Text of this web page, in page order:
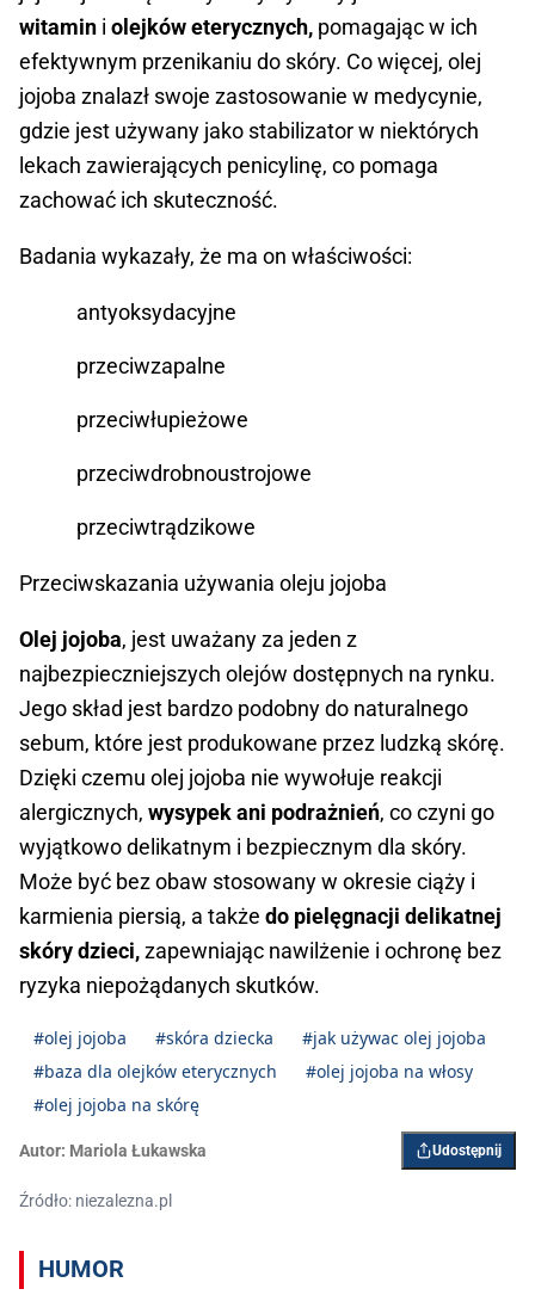
witamin i olejków eterycznych, pomagając w ich
efektywnym przenikaniu do skóry. Co więcej, olej
jojoba znalazł swoje zastosowanie w medycynie,
gdzie jest używany jako stabilizator w niektórych
lekach zawierających penicylinę, co pomaga
zachować ich skuteczność.
Badania wykazały, że ma on właściwości:
antyoksydacyjne
przeciwzapalne
przeciwłupieżowe
przeciwdrobnoustrojowe
przeciwtrądzikowe
Przeciwskazania używania oleju jojoba
Olej jojoba, jest uważany za jeden z
najbezpieczniejszych olejów dostępnych na rynku.
Jego skład jest bardzo podobny do naturalnego
sebum, które jest produkowane przez ludzką skórę.
Dzięki czemu olej jojoba nie wywołuje reakcji
alergicznych, wysypek ani podrażnień, co czyni go
wyjątkowo delikatnym i bezpiecznym dla skóry.
Może być bez obaw stosowany w okresie ciąży i
karmienia piersią, a także do pielęgnacji delikatnej
skóry dzieci,zapewniając nawilżenie i ochronę bez
ryzyka niepożądanych skutków.
#olej jojoba #skóra dziecka
#jak używac olej jojoba
#baza dla olejków eterycznych
#olej jojoba na włosy
#olej jojoba na skórę
Autor: Mariola Łukawska Udostępnij
Źródło: niezalezna.pl
HUMOR